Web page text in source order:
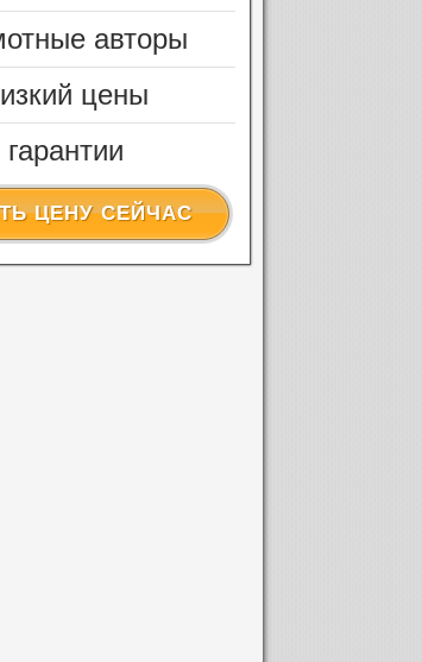
авторы
цены
гарантии
ЦЕНУ СЕЙЧАС